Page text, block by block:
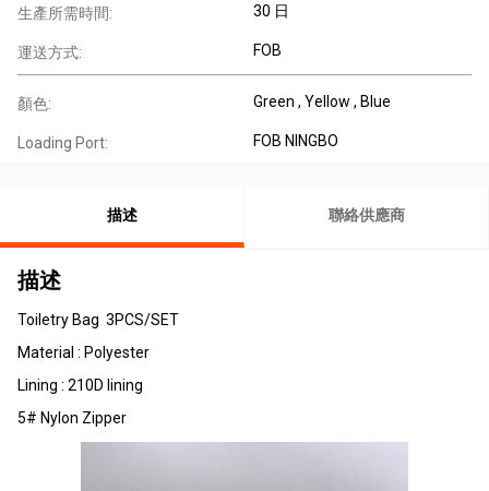
生產所需時間: 30 日
運送方式: FOB
顏色: Green , Yellow , Blue
Loading Port: FOB NINGBO
描述 聯絡供應商
描述
Toiletry Bag 3PCS/SET
Material : Polyester
Lining : 210D lining
5# Nylon Zipper